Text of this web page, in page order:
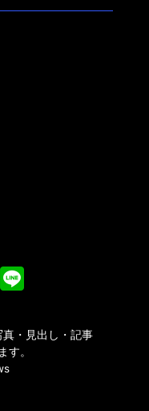
・見出し・記事
す。